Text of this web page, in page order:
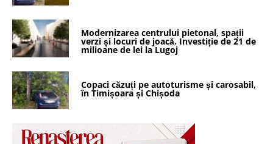
Modernizarea centrului pietonal, spații
verzi și locuri de joacă. Investiție de 21 de
milioane de lei la Lugoj
Copaci căzuți pe autoturisme și carosabil,
în Timișoara și Chișoda